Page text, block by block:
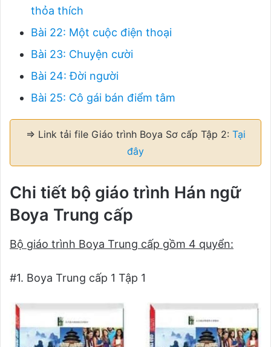
thỏa thích
Bài 22: Một cuộc điện thoại
Bài 23: Chuyện cười
Bài 24: Đời người
Bài 25: Cô gái bán điểm tâm
⇒ Link tải file Giáo trình Boya Sơ cấp Tập 2: Tại
đây
Chi tiết bộ giáo trình Hán ngữ
Boya Trung cấp
Bộ giáo trình Boya Trung cấp gồm 4 quyển:
#1. Boya Trung cấp 1 Tập 1